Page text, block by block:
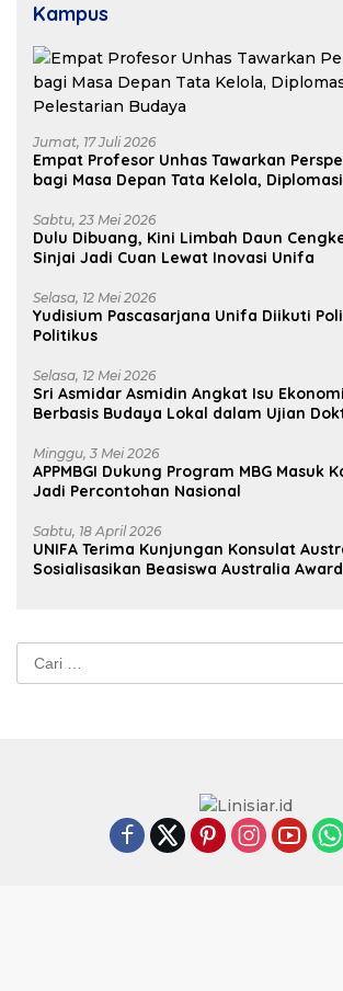
Kampus
Jumat, 17 Juli 2026
Empat Profesor Unhas Tawarkan
bagi Masa Depan Tata Kelola,
Sabtu, 23 Mei 2026
Dulu Dibuang, Kini Limbah Daun
Sinjai Jadi Cuan Lewat Inovasi Unifa
Selasa, 12 Mei 2026
Yudisium Pascasarjana Unifa Diikuti
Politikus
Selasa, 12 Mei 2026
Sri Asmidar Asmidin Angkat Isu
Berbasis Budaya Lokal dalam Ujian
Minggu, 3 Mei 2026
APPMBGI Dukung Program MBG Masuk
Jadi Percontohan Nasional
Sabtu, 18 April 2026
UNIFA Terima Kunjungan Konsulat
Sosialisasikan Beasiswa Australia
Cari
untuk: